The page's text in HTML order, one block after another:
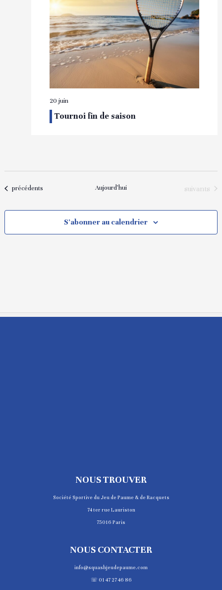
20 juin
Tournoi fin de saison
Évènements
précédents Aujourd'hui suivants
S’abonner au calendrier
NOUS TROUVER
Société Sportive du Jeu de Paume & de Racquets
74 ter rue Lauriston
75016 Paris
NOUS CONTACTER
info@squashjeudepaume.com
☏ 01 47 27 46 86